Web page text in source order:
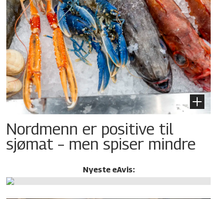
Nordmenn er positive til
sjømat – men spiser mindre
Nyeste eAvis: